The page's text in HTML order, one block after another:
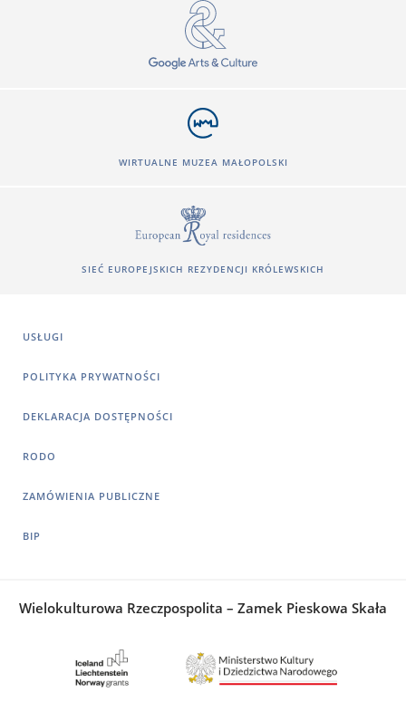
WIRTUALNE MUZEA MAŁOPOLSKI
SIEĆ EUROPEJSKICH REZYDENCJI KRÓLEWSKICH
USŁUGI
POLITYKA PRYWATNOŚCI
DEKLARACJA DOSTĘPNOŚCI
RODO
ZAMÓWIENIA PUBLICZNE
BIP
Wielokulturowa Rzeczpospolita – Zamek Pieskowa Skała